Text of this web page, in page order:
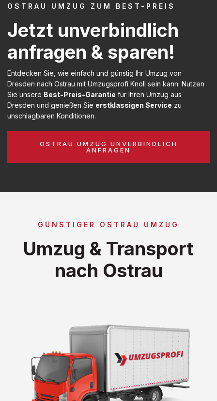
OSTRAU UMZUG ZUM BEST-PREIS
Jetzt unverbindlich
anfragen & sparen!
Entdecken Sie, wie einfach und günstig Ihr Umzug von
Dresden nach Ostrau mit Umzugsprofi Knoll sein kann: Nutzen
Sie unsere Best-Preis-Garantie für Ihren Umzug aus
Dresden und genießen Sie erstklassigen Service zu
unschlagbaren Konditionen.
OSTRAU UMZUG UNVERBINDLICH
ANFRAGEN
GÜNSTIGER OSTRAU UMZUG
Umzug & Transport
nach Ostrau